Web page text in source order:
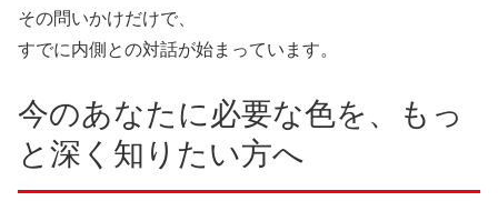
その問いかけだけで、
すでに内側との対話が始まっています。
今のあなたに必要な色を、もっ
と深く知りたい方へ